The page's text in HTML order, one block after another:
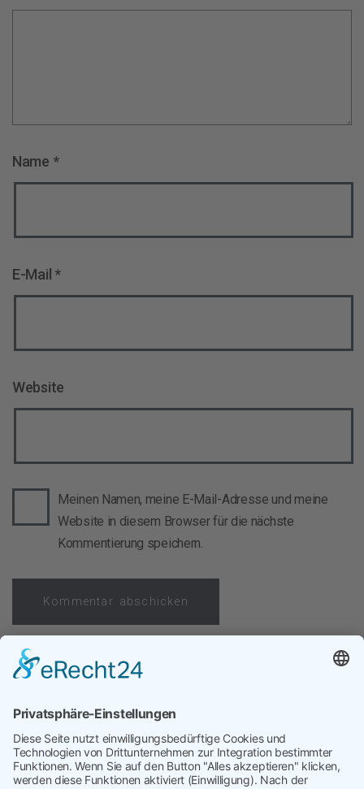
Name *
E-Mail *
Website
Meinen Namen, meine E-Mail-Adresse und meine
Website in diesem Browser für die nächste
Kommentierung speichern.
Vorheriger Beitrag
Procurement AI Cost Shock
Nächster Beitrag
targetP in the US